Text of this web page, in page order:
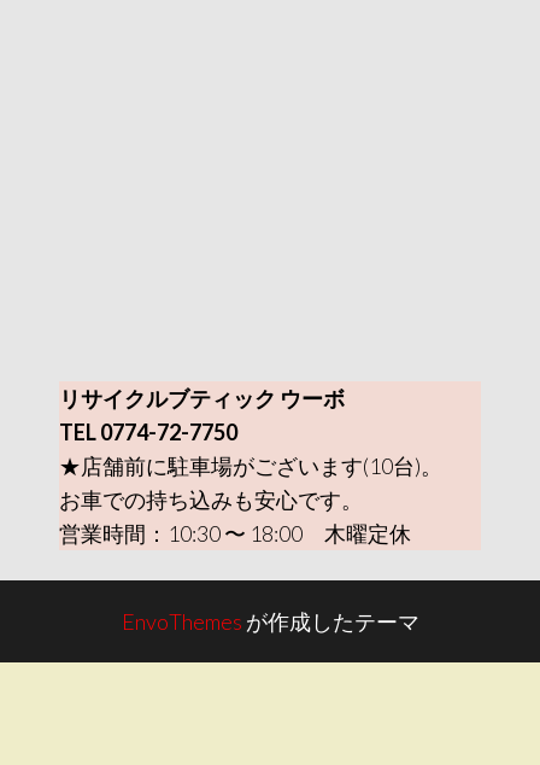
リサイクルブティック ウーボ
TEL 0774-72-7750
★店舗前に駐車場がございます(10台)。
お車での持ち込みも安心です。
営業時間：10:30 〜 18:00 木曜定休
EnvoThemes が作成したテーマ